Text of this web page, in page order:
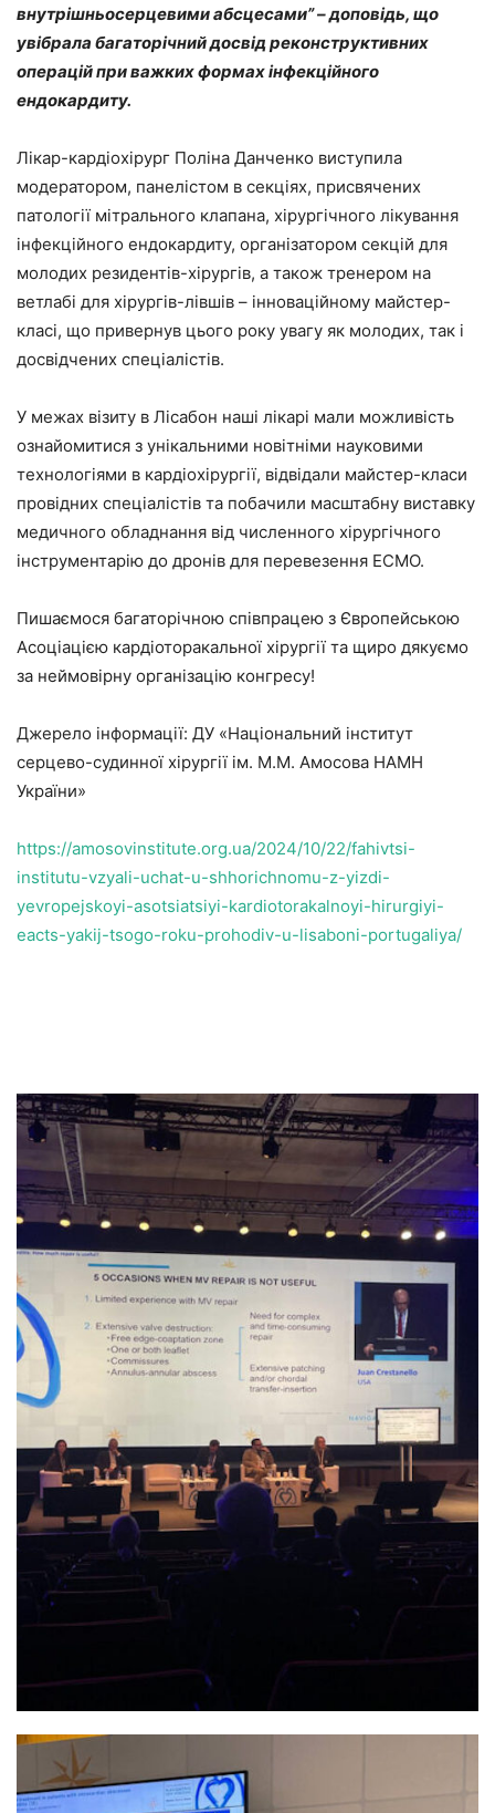
внутрішньосерцевими абсцесами” – доповідь, що
увібрала багаторічний досвід реконструктивних
операцій при важких формах інфекційного
ендокардиту.
Лікар-кардіохірург Поліна Данченко виступила
модератором, панелістом в секціях, присвячених
патології мітрального клапана, хірургічного лікування
інфекційного ендокардиту, організатором секцій для
молодих резидентів-хірургів, а також тренером на
ветлабі для хірургів-лівшів – інноваційному майстер-
класі, що привернув цього року увагу як молодих, так і
досвідчених спеціалістів.
У межах візиту в Лісабон наші лікарі мали можливість
ознайомитися з унікальними новітніми науковими
технологіями в кардіохірургії, відвідали майстер-класи
провідних спеціалістів та побачили масштабну виставку
медичного обладнання від численного хірургічного
інструментарію до дронів для перевезення ECMO.
Пишаємося багаторічною співпрацею з Європейською
Асоціацією кардіоторакальної хірургії та щиро дякуємо
за неймовірну організацію конгресу!
Джерело інформації: ДУ «Національний інститут
серцево-судинної хірургії ім. М.М. Амосова НАМН
України»
https://amosovinstitute.org.ua/2024/10/22/fahivtsi-
institutu-vzyali-uchat-u-shhorichnomu-z-yizdi-
yevropejskoyi-asotsiatsiyi-kardiotorakalnoyi-hirurgiyi-
eacts-yakij-tsogo-roku-prohodiv-u-lisaboni-portugaliya/